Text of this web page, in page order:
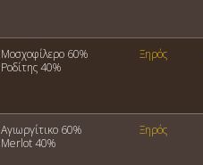
Μοσχοφίλερο 60%
Ροδίτης 40%
Ξηρός
Αγιωργίτικο 60%
Merlot 40%
Ξηρός